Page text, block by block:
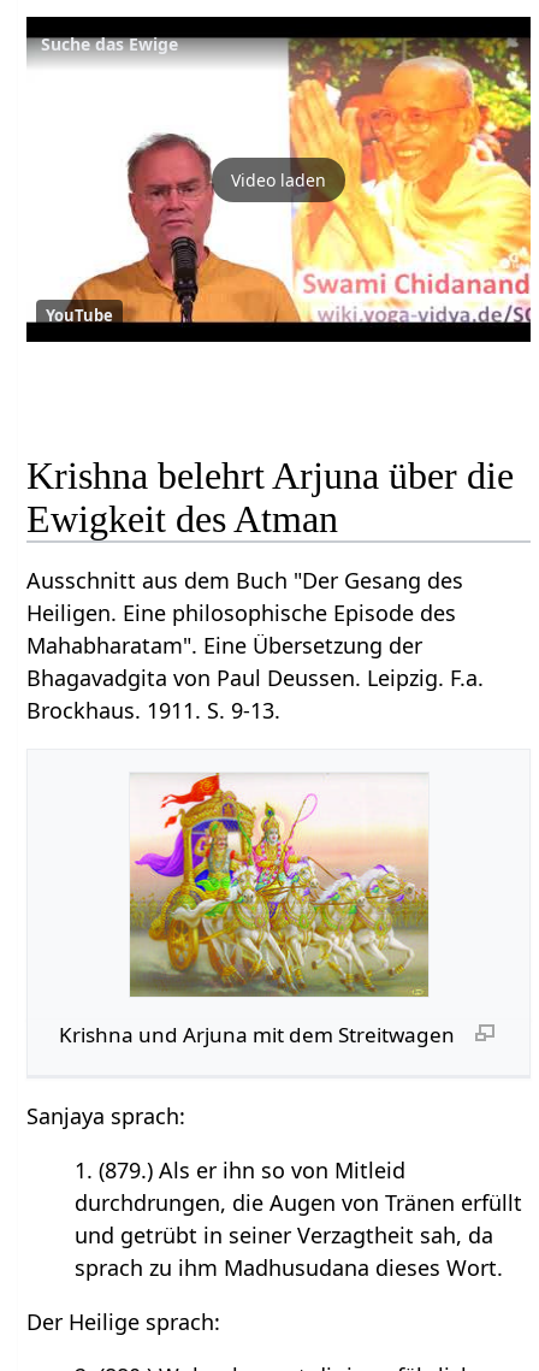
Suche das Ewige
Video laden
YouTube
Krishna belehrt Arjuna über die
Ewigkeit des Atman
Ausschnitt aus dem Buch "Der Gesang des
Heiligen. Eine philosophische Episode des
Mahabharatam". Eine Übersetzung der
Bhagavadgita von Paul Deussen. Leipzig. F.a.
Brockhaus. 1911. S. 9-13.
Krishna und Arjuna mit dem Streitwagen
Sanjaya sprach:
1. (879.) Als er ihn so von Mitleid
durchdrungen, die Augen von Tränen erfüllt
und getrübt in seiner Verzagtheit sah, da
sprach zu ihm Madhusudana dieses Wort.
Der Heilige sprach: